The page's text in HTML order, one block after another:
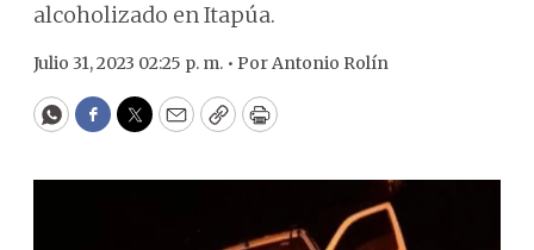
alcoholizado en Itapúa.
Julio 31, 2023 02:25 p. m. • PorAntonio Rolín
WhatsApp
Facebook
Twitter
EmailCopyPrint